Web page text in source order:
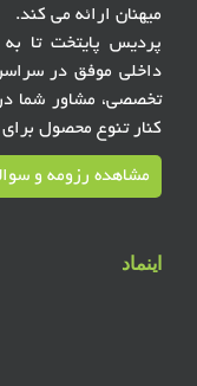
میهنان ارائه می کند.
پردیس پایتخت تا
داخلی موفق در
تخصصی، مشاور شما
کنار تنوع محصول
مشاهده رزومه و
اینماد